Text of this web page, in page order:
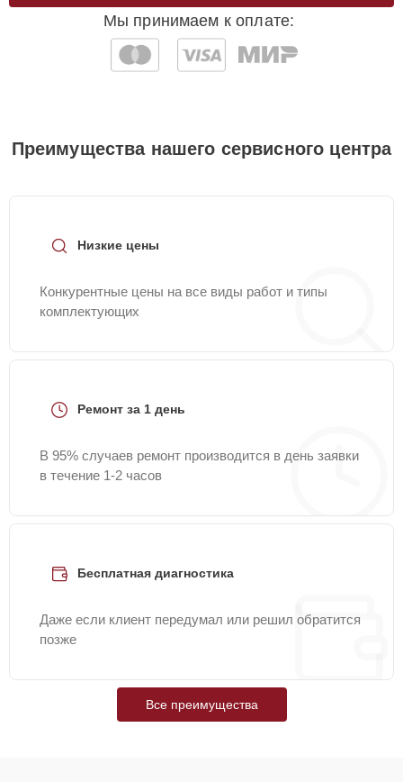
Мы принимаем к оплате:
Преимущества нашего сервисного центра
Низкие цены
Конкурентные цены на все виды работ и типы
комплектующих
Ремонт за 1 день
В 95% случаев ремонт производится в день заявки
в течение 1-2 часов
Бесплатная диагностика
Даже если клиент передумал или решил обратится
позже
Все преимущества